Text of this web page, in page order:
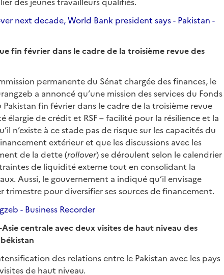
next decade, World Bank president says - Pakistan -
fin février dans le cadre de la troisième revue des
permanente du Sénat chargée des finances, le
a annoncé qu’une mission des services du Fonds
fin février dans le cadre de la troisième revue
élargie de crédit et RSF – facilité pour la résilience et la
n’existe à ce stade pas de risque sur les capacités du
extérieur et que les discussions avec les
de la dette (rollover) se déroulent selon le calendrier
de liquidité externe tout en consolidant la
Aussi, le gouvernement a indiqué qu’il envisage
trimestre pour diversifier ses sources de financement.
- Business Recorder
centrale avec deux visites de haut niveau des
des relations entre le Pakistan avec les pays
de haut niveau.